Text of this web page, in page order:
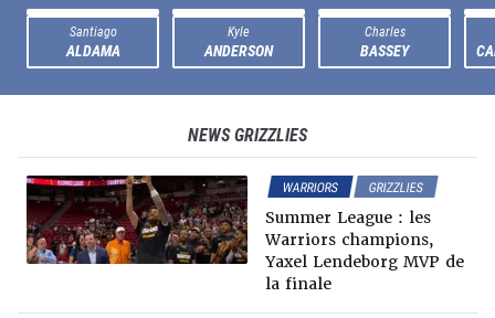
Santiago
ALDAMA
Kyle
ANDERSON
Charles
BASSEY
NEWSGRIZZLIES
WARRIORS
GRIZZLIES
SUMMER LEAGUE
Summer League : les
Warriors champions,
Yaxel Lendeborg MVP de
la finale